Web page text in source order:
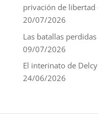
privación de libertad
20/07/2026
Las batallas
09/07/2026
El interinato de
24/06/2026